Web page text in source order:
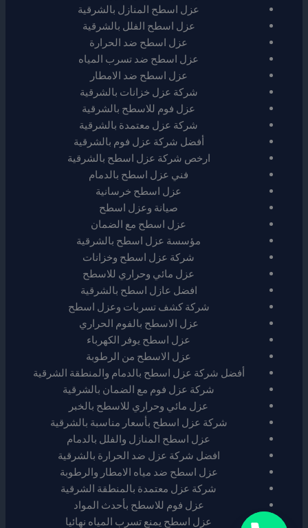
عزل اسطح المنازل بالشرقية
عزل اسطح الفلل بالشرقية
عزل اسطح ضد الحرارة
عزل اسطح ضد تسرب المياه
عزل اسطح ضد الامطار
شركة عزل خزانات بالشرقية
عزل فوم للاسطح بالشرقية
شركة عزل معتمدة بالشرقية
أفضل شركة عزل فوم بالشرقية
ارخص شركة عزل اسطح بالشرقية
فني عزل اسطح بالدمام
عزل اسطح خرسانية
صيانة وعزل اسطح
عزل اسطح مع الضمان
مؤسسة عزل اسطح بالشرقية
شركة عزل اسطح وخزانات
عزل مائي وحراري للاسطح
افضل عازل اسطح بالشرقية
شركة كشف تسربات وعزل اسطح
عزل الاسطح بالفوم الحراري
عزل اسطح يوفر الكهرباء
عزل الاسطح من الرطوبة
أفضل شركة عزل اسطح بالدمام والمنطقة الشرقية
شركة عزل فوم مع الضمان بالشرقية
عزل مائي وحراري للاسطح بالخبر
شركة عزل اسطح بأسعار مناسبة بالشرقية
عزل اسطح المنازل والفلل بالدمام
افضل شركة عزل ضد الحرارة بالشرقية
عزل اسطح ضد مياه الامطار والرطوبة
شركة عزل معتمدة بالمنطقة الشرقية
عزل فوم للاسطح بأحدث المواد
عزل اسطح يمنع تسرب المياه نهائيا